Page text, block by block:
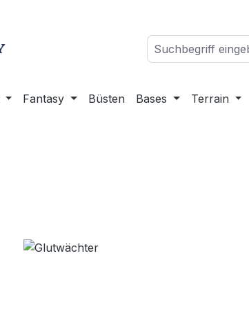
Fantasy Büsten Bases Terrain